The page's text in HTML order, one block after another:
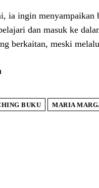
ia ingin menyampaikan
dan masuk ke
berkaitan, meski
BUKU MARIA